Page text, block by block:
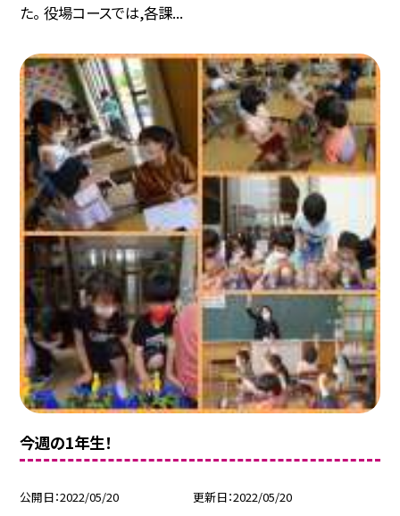
た。 役場コースでは,各課...
今週の1年生！
公開日 2022/05/20 更新日 2022/05/20